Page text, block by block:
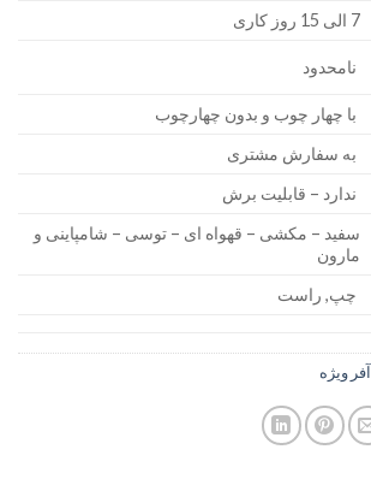
7 الی 15 روز کاری
نامحدود
با چهار چوب و بدون چهارچوب
به سفارش مشتری
ندارد – قابلیت برش
سفید – مکشی – قهواه ای – توسی – شامپاینی و
مارون
چپ, راست
آفر ویژه